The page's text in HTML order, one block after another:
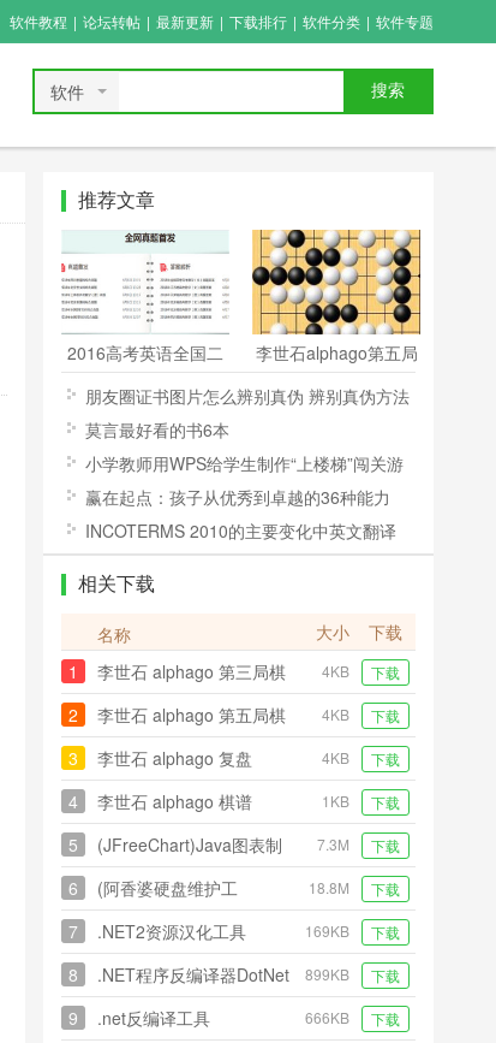
软件教程 | 论坛转帖 | 最新更新 | 下载排行 | 软件分类 | 软件专题
软件 搜索
推荐文章
2016高考英语全国二
卷答案 2016高考全国
二卷英语试题答案全面
一览
李世石alphago第五局
棋谱 李世石alphago第
朋友圈证书图片怎么辨别真伪 辨别真伪方法
一览莫言最好看的书6本
小学教师用WPS给学生制作“上楼梯”闯关游
戏课件
赢在起点：孩子从优秀到卓越的36种能力
详细目录介绍
INCOTERMS 2010的主要变化中英文翻译
相关下载
名称 大小
下载
1
李世石 alphago 第三局棋
谱
4KB 下载
2
李世石 alphago 第五局棋
谱
4KB 下载
3 李世石 alphago 复盘 4KB 下载
4 李世石 alphago 棋谱 1KB 下载
5
(JFreeChart)Java图表制
作
7.3M 下载
6
(阿香婆硬盘维护工
具)Ashampoo HDD
Control
18.8M 下载
7
.NET2资源汉化工具
(LocalizeUtility)
169KB 下载
8
.NET程序反编译器DotNet
Helper
899KB 下载
9
.net反编译工具
666KB 下载